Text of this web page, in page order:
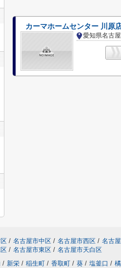
カーマホームセンター 川原
愛知県名古
/ 名古屋市中区 / 名古屋市西区 / 名古
/ 名古屋市東区 / 名古屋市天白区
/ 新栄 / 稲生町 / 香取町 / 葵 / 塩釜口 / 橘